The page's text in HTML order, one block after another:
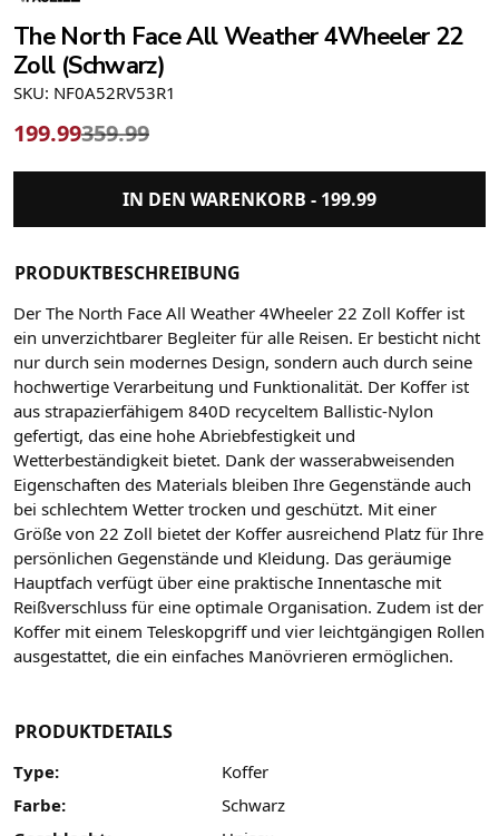
The North Face All Weather 4Wheeler 22
Zoll (Schwarz)
SKU: NF0A52RV53R1
199.99359.99
IN DEN WARENKORB - 199.99
PRODUKTBESCHREIBUNG
Der The North Face All Weather 4Wheeler 22 Zoll Koffer ist
ein unverzichtbarer Begleiter für alle Reisen. Er besticht nicht
nur durch sein modernes Design, sondern auch durch seine
hochwertige Verarbeitung und Funktionalität. Der Koffer ist
aus strapazierfähigem 840D recyceltem Ballistic-Nylon
gefertigt, das eine hohe Abriebfestigkeit und
Wetterbeständigkeit bietet. Dank der wasserabweisenden
Eigenschaften des Materials bleiben Ihre Gegenstände auch
bei schlechtem Wetter trocken und geschützt. Mit einer
Größe von 22 Zoll bietet der Koffer ausreichend Platz für Ihre
persönlichen Gegenstände und Kleidung. Das geräumige
Hauptfach verfügt über eine praktische Innentasche mit
Reißverschluss für eine optimale Organisation. Zudem ist der
Koffer mit einem Teleskopgriff und vier leichtgängigen Rollen
ausgestattet, die ein einfaches Manövrieren ermöglichen.
PRODUKTDETAILS
Type:
Koffer
Farbe:
Schwarz